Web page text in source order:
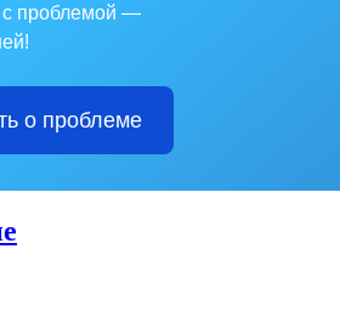
с проблемой —
о проблеме